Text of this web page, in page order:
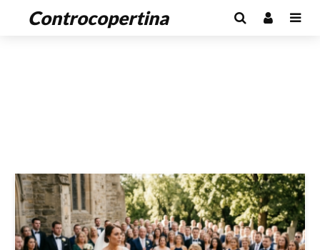
Controcopertina